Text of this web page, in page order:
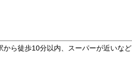
から徒歩10分以内、スーパーが近いなど